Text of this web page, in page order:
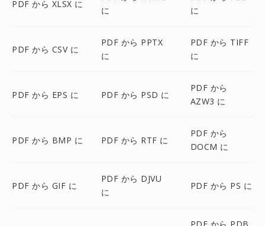
PDF から XLSX に
に
に
PDF から CSV に
PDF から PPTX
に
PDF から TIFF
に
PDF から EPS に PDF から PSD に
PDF から
AZW3 に
PDF から BMP に PDF から RTF に
PDF から
DOCM に
PDF から GIF に
PDF から DJVU
に
PDF から PS に